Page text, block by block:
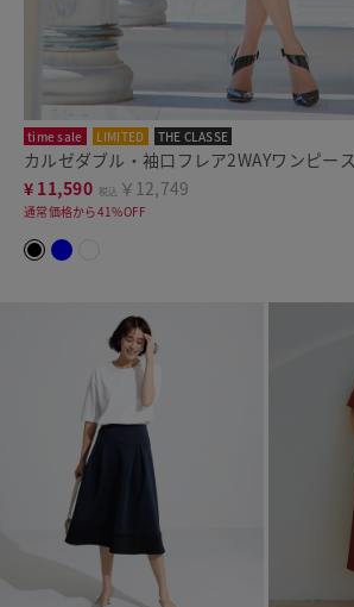
time sale LIMITED THE CLASSE
カルゼダブル・袖口フレア2WAYワンピース
¥ 11,590 税込 ￥12,749
通常価格から41%OFF